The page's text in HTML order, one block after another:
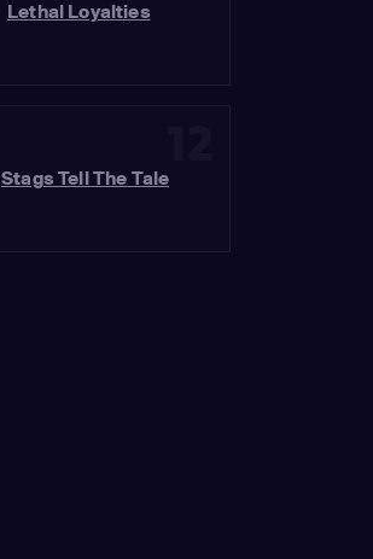
Lethal Loyalties
Stags Tell The Tale